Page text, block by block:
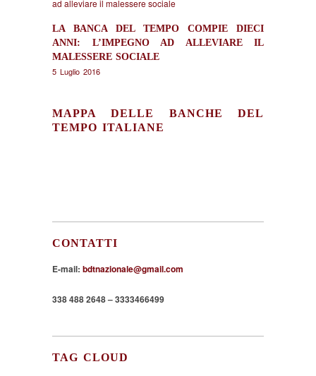
LA BANCA DEL TEMPO COMPIE DIECI
ANNI: L’IMPEGNO AD ALLEVIARE IL
MALESSERE SOCIALE
5 Luglio 2016
MAPPA DELLE BANCHE DEL
TEMPO ITALIANE
CONTATTI
E-mail: bdtnazionale@gmail.com
338 488 2648 – 3333466499
TAG CLOUD